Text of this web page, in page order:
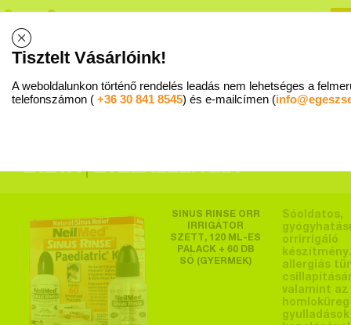
WEBSHOP SZAKÉRTŐ VÁLASZOL RENDELÉS MENETE
DIÉTA ÉTELALLERGIA
SINUS RINSE ORR
IRRIGÁTOR
SZETT, 120 ML-ES
PALACK + 60 DB
SÓ (GYERMEK)
Sóoldatos,
orrirrigáló
allergiás
valamint az
homloküreg
gyulladások
Tisztelt Vásárlóink!
A weboldalunkon történő rendelés leadás nem lehetséges a
telefonszámon ( +36 30 841 8545) és e-mailcímen (